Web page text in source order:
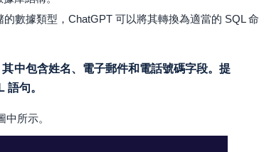
數據類型，ChatGPT 可以將其轉換為適當的 SQL 命
中包含姓名、電子郵件和電話號碼字段。提
句。
所示。